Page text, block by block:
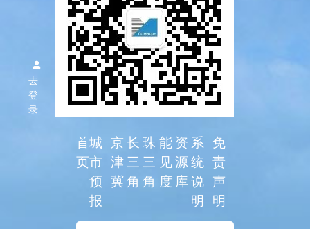
区域空气
质量预报
系统
去
登
录
首
页
城
市
预
报
京
津
冀
长
三
角
珠
三
角
能
见
度
资
源
库
系
统
说
明
免
责
声
明